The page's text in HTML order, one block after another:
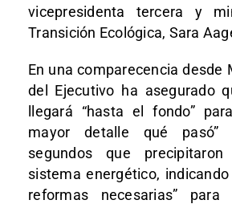
vicepresidenta tercera y
Transición Ecológica, Sara
En una comparecencia desde
del Ejecutivo ha asegurado
llegará “hasta el fondo”
mayor detalle qué
segundos que
sistema energético,
reformas necesarias”